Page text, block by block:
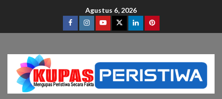
Agustus 6, 2026